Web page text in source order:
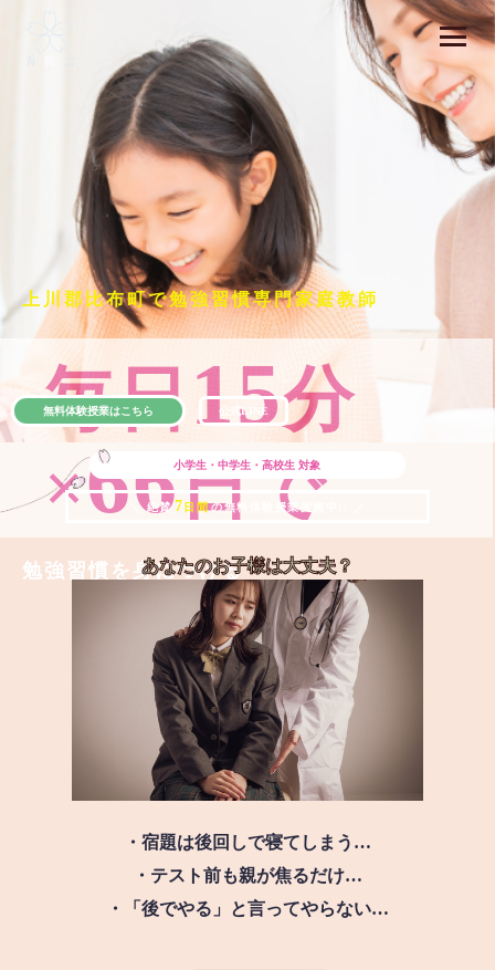
上川郡比布町で勉強習慣専門家庭教師
毎日15分
×66日で
勉強習慣を身につける
小学生・中学生・高校生 対象
＼ 絶賛 7 日間の無料体験授業実施中!! ／
無料体験授業はこちら 公式LINE
あなたのお子様は大丈夫？
・宿題は後回しで寝てしまう…
・テスト前も親が焦るだけ…
・「後でやる」と言ってやらない…